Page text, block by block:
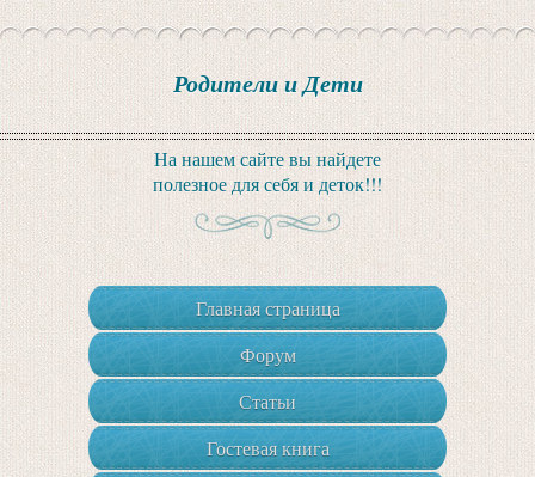
Родители и Дети
На нашем сайте вы найдете
полезное для себя и деток!!!
Главная страница
Форум
Статьи
Гостевая книга